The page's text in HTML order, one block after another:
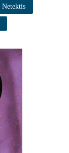
Netektis